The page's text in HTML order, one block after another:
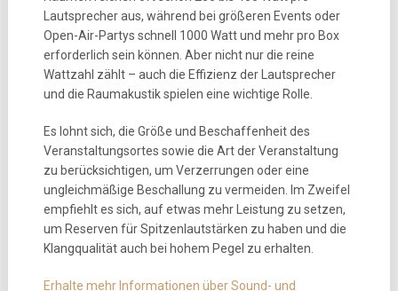
Lautsprecher aus, während bei größeren Events oder
Open-Air-Partys schnell 1000 Watt und mehr pro Box
erforderlich sein können. Aber nicht nur die reine
Wattzahl zählt – auch die Effizienz der Lautsprecher
und die Raumakustik spielen eine wichtige Rolle.
Es lohnt sich, die Größe und Beschaffenheit des
Veranstaltungsortes sowie die Art der Veranstaltung
zu berücksichtigen, um Verzerrungen oder eine
ungleichmäßige Beschallung zu vermeiden. Im Zweifel
empfiehlt es sich, auf etwas mehr Leistung zu setzen,
um Reserven für Spitzenlautstärken zu haben und die
Klangqualität auch bei hohem Pegel zu erhalten.
Erhalte mehr Informationen über Sound- und